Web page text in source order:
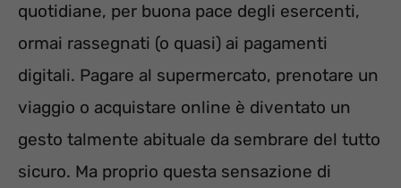
quotidiane, per buona pace degli esercenti,
ormai rassegnati (o quasi) ai pagamenti
digitali. Pagare al supermercato, prenotare un
viaggio o acquistare online è diventato un
gesto talmente abituale da sembrare del tutto
sicuro. Ma proprio questa sensazione di